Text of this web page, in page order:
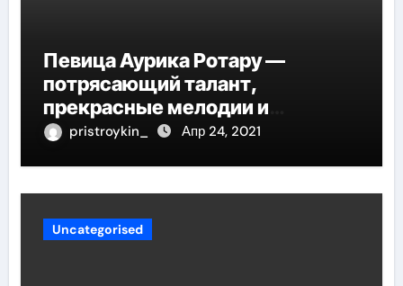
Певица Аурика Ротару —
потрясающий талант,
прекрасные мелодии и
интересные моменты из её
pristroykin_ Апр 24, 2021
Uncategorised